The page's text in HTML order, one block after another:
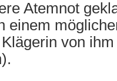
Atemnot
einem
von